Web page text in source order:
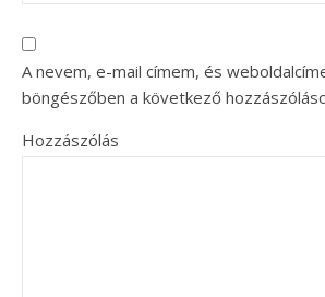
A nevem, e-mail címem, és
böngészőben a következő
Hozzászólás